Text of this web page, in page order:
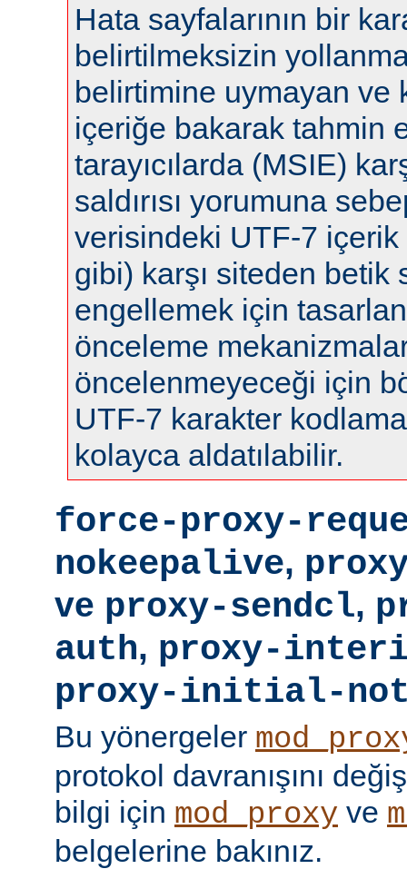
Hata sayfalarının bir
belirtilmeksizin
belirtimine uymayan ve
içeriğe bakarak tahmin
tarayıcılarda (MSIE)
saldırısı yorumuna
verisindeki UTF-7
gibi) karşı siteden betik
engellemek için
önceleme
öncelenmeyeceği için
UTF-7 karakter
kolayca aldatılabilir.
force-proxy-
nokeepalive,
ve proxy-sendcl,
auth, proxy-
proxy-initial-
Bu yönergeler
protokol davranışını
bilgi için mod_proxy ve
belgelerine bakınız.